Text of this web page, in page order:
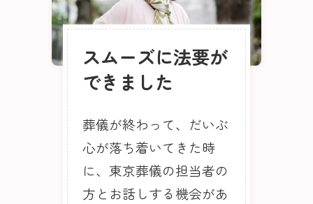
スムーズに法要が
できました
葬儀が終わって、だいぶ
心が落ち着いてきた時
に、東京葬儀の担当者の
方とお話しする機会があ